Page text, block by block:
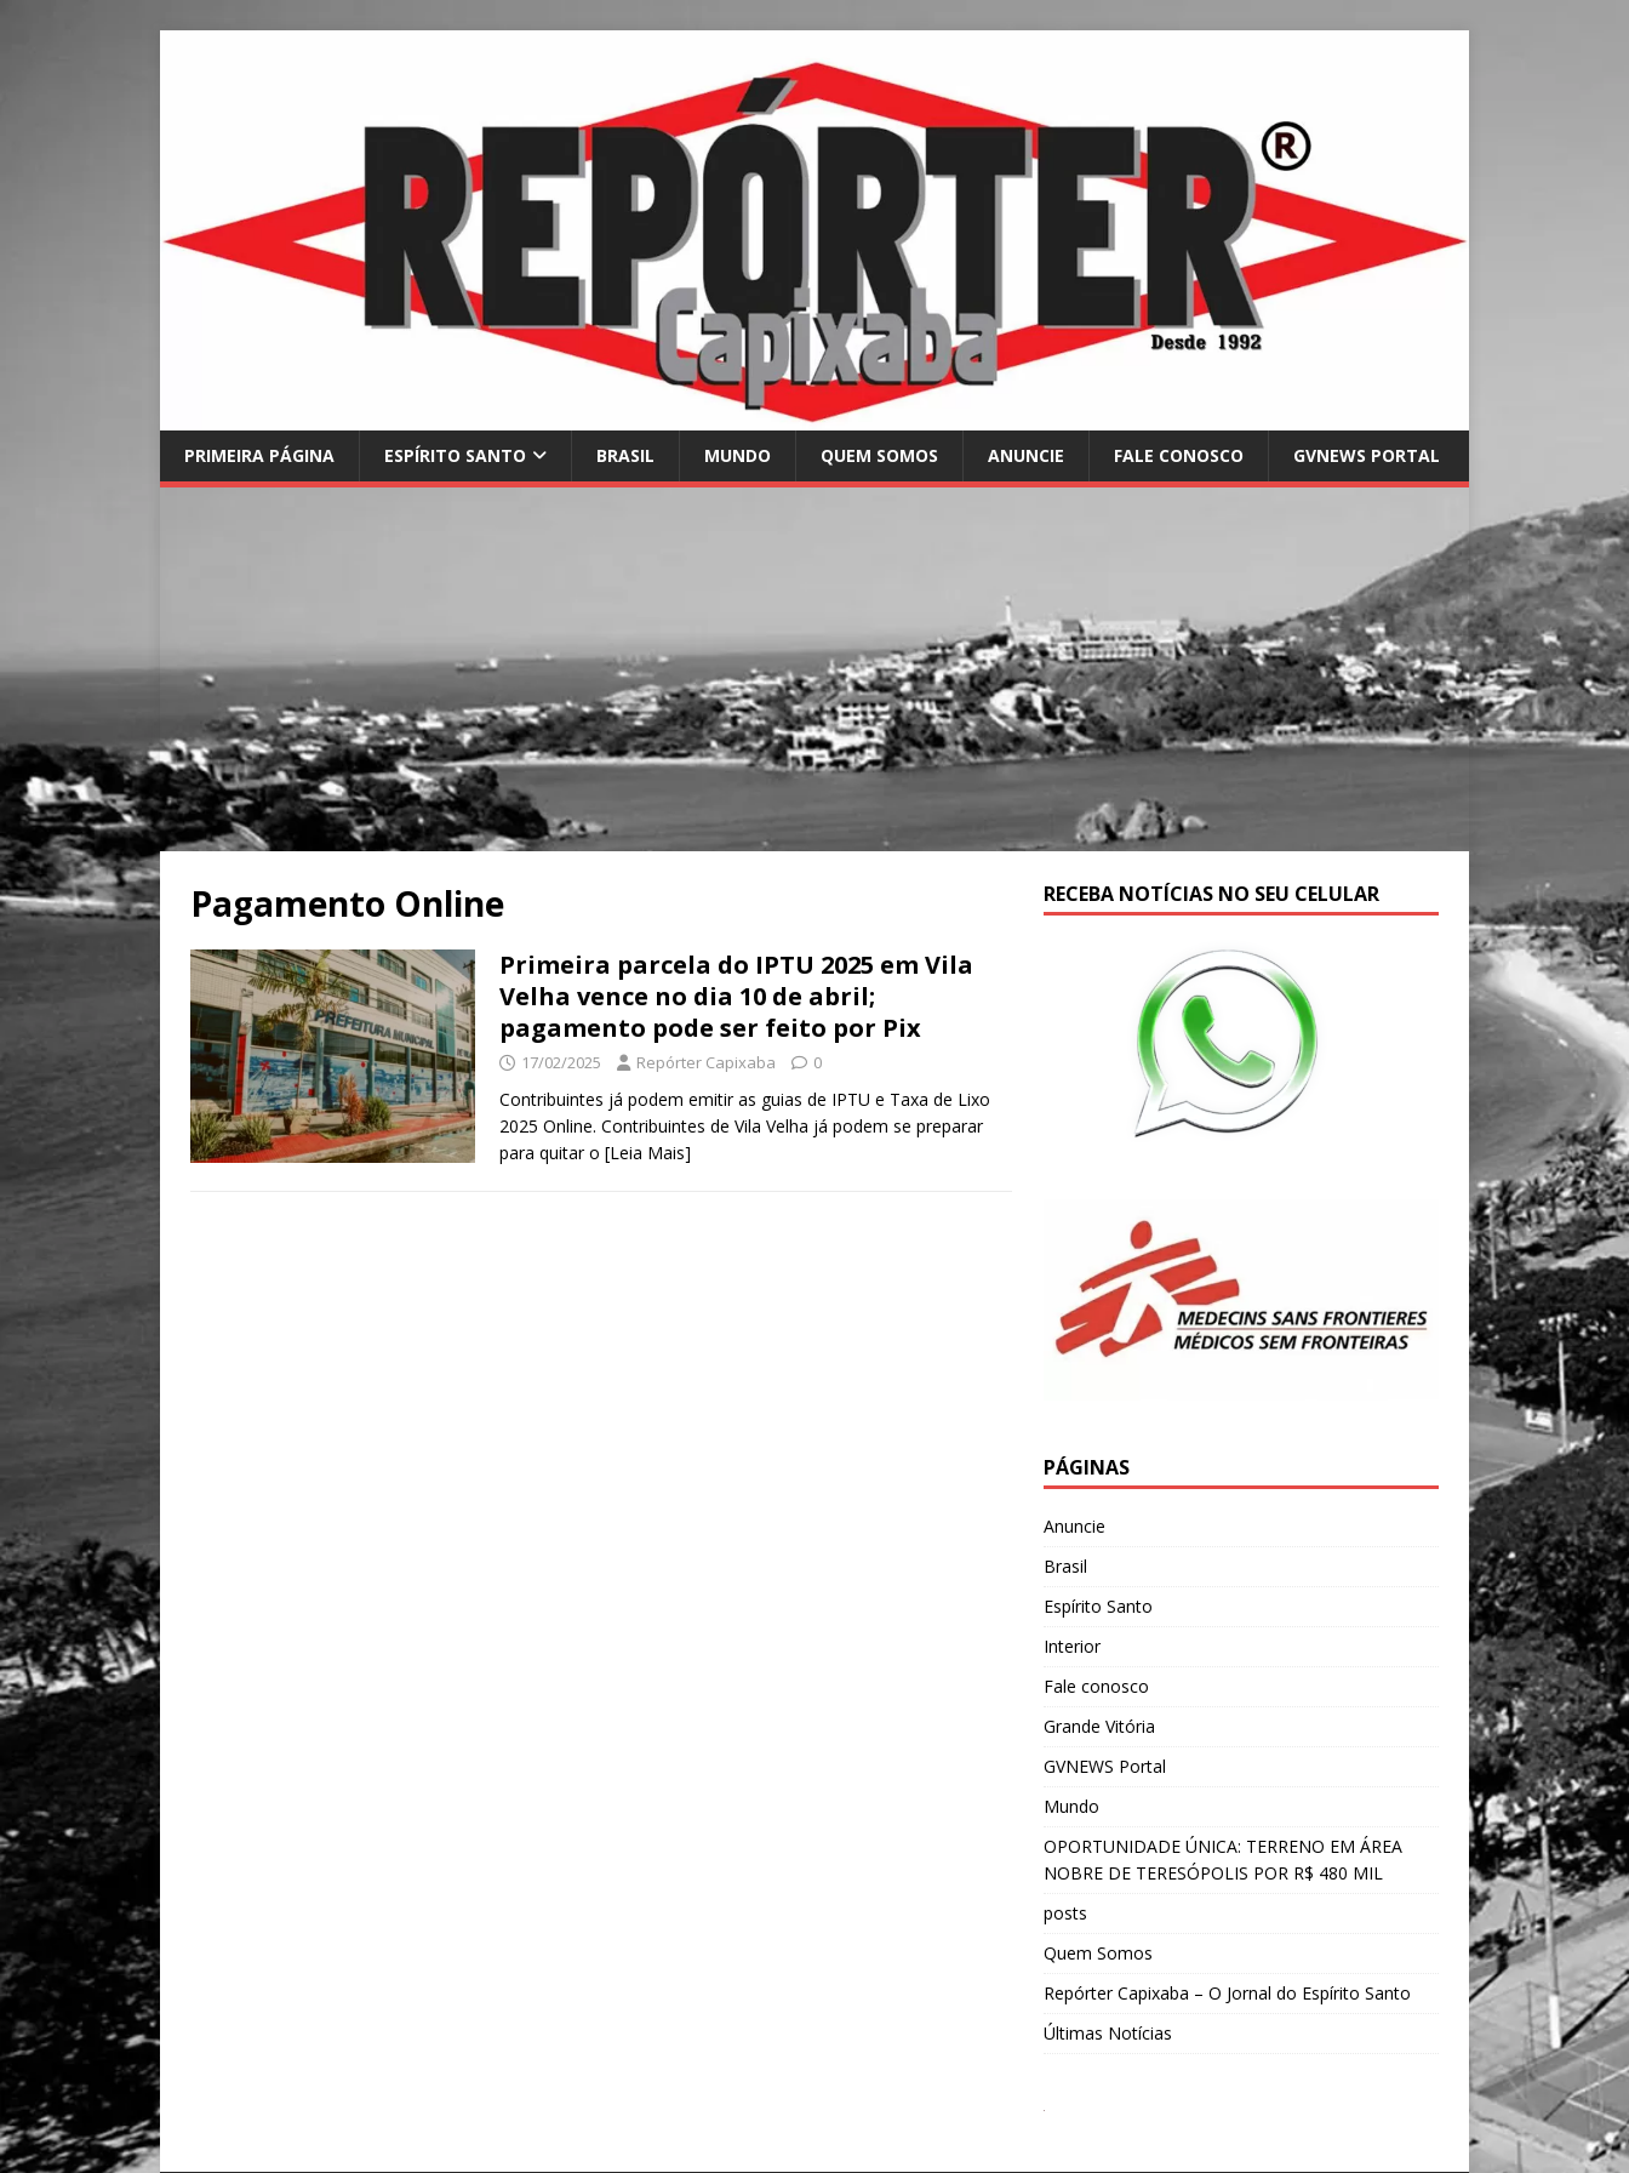
PRIMEIRA PÁGINA ESPÍRITO SANTO BRASIL MUNDO QUEM SOMOS ANUNCIE FALE CONOSCO GVNEWS PORTAL
Pagamento Online
Primeira parcela do IPTU 2025 em Vila
Velha vence no dia 10 de abril;
pagamento pode ser feito por Pix
17/02/2025 Repórter Capixaba 0
Contribuintes já podem emitir as guias de IPTU e Taxa de Lixo
2025 Online. Contribuintes de Vila Velha já podem se preparar
para quitar o [Leia Mais]
RECEBA NOTÍCIAS NO SEU CELULAR
PÁGINAS
Anuncie
Brasil
Espírito Santo
Interior
Fale conosco
Grande Vitória
GVNEWS Portal
Mundo
OPORTUNIDADE ÚNICA: TERRENO EM ÁREA
NOBRE DE TERESÓPOLIS POR R$ 480 MIL
posts
Quem Somos
Repórter Capixaba – O Jornal do Espírito Santo
Últimas Notícias